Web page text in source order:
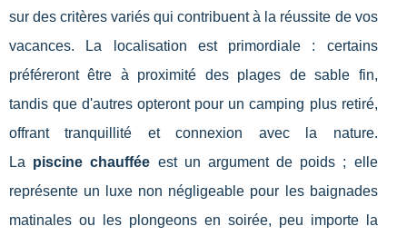
sur des critères variés qui contribuent à la réussite de vos
vacances. La localisation est primordiale : certains
préféreront être à proximité des plages de sable fin,
tandis que d'autres opteront pour un camping plus retiré,
offrant tranquillité et connexion avec la nature.
La piscine chauffée est un argument de poids ; elle
représente un luxe non négligeable pour les baignades
matinales ou les plongeons en soirée, peu importe la